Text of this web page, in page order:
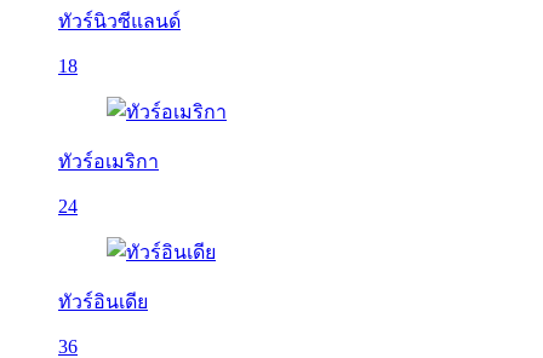
ทัวร์นิวซีแลนด์
18
ทัวร์อเมริกา
24
ทัวร์อินเดีย
36